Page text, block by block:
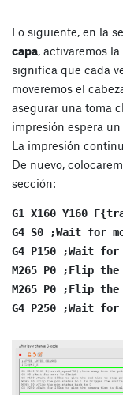
Lo siguiente, en la
capa, activaremos
significa que cada
moveremos el
asegurar una toma
impresión espera
La impresión
De nuevo,
sección:
G1 X160 Y160
G4 S0 ;Wait for
G4 P150 ;Wait
M265 P0 ;Flip
M265 P0 ;Flip
G4 P250 ;Wait